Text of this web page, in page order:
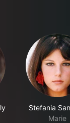
Stefania
Marie